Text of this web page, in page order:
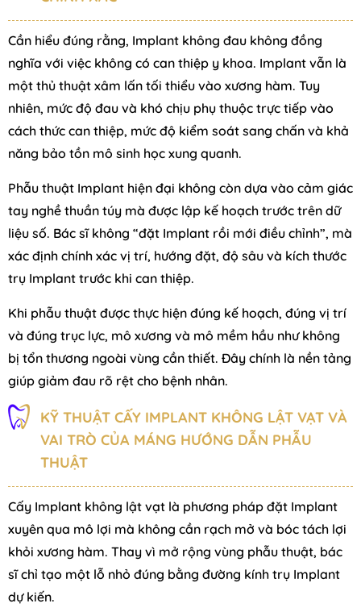
Cần hiểu đúng rằng, Implant không đau không đồng
nghĩa với việc không có can thiệp y khoa. Implant vẫn là
một thủ thuật xâm lấn tối thiểu vào xương hàm. Tuy
nhiên, mức độ đau và khó chịu phụ thuộc trực tiếp vào
cách thức can thiệp, mức độ kiểm soát sang chấn và khả
năng bảo tồn mô sinh học xung quanh.
Phẫu thuật Implant hiện đại không còn dựa vào cảm giác
tay nghề thuần túy mà được lập kế hoạch trước trên dữ
liệu số. Bác sĩ không “đặt Implant rồi mới điều chỉnh”, mà
xác định chính xác vị trí, hướng đặt, độ sâu và kích thước
trụ Implant trước khi can thiệp.
Khi phẫu thuật được thực hiện đúng kế hoạch, đúng vị trí
và đúng trục lực, mô xương và mô mềm hầu như không
bị tổn thương ngoài vùng cần thiết. Đây chính là nền tảng
giúp giảm đau rõ rệt cho bệnh nhân.
KỸ THUẬT CẤY IMPLANT KHÔNG LẬT VẠT VÀ
VAI TRÒ CỦA MÁNG HƯỚNG DẪN PHẪU
THUẬT
Cấy Implant không lật vạt là phương pháp đặt Implant
xuyên qua mô lợi mà không cần rạch mở và bóc tách lợi
khỏi xương hàm. Thay vì mở rộng vùng phẫu thuật, bác
sĩ chỉ tạo một lỗ nhỏ đúng bằng đường kính trụ Implant
dự kiến.